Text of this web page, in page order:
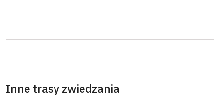
Wolny, całoroczny bilet wydany przez NPU
Inne trasy zwiedzania